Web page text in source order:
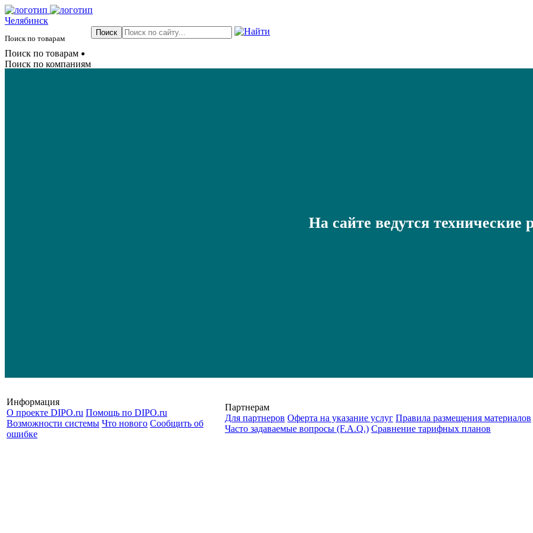
Челябинск
Поиск по товарам
Поиск по товарам
Поиск по компаниям
На сайте ведутся технические
Информация
О проекте DIPO.ru Помощь по DIPO.ru
Возможности системы Что нового Сообщить об
ошибке
Партнерам
Для партнеров Оферта на указание услуг Правила размещения материалов
Часто задаваемые вопросы (F.A.Q.) Cравнение тарифных планов